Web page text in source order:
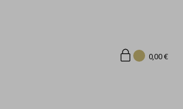
0,00€